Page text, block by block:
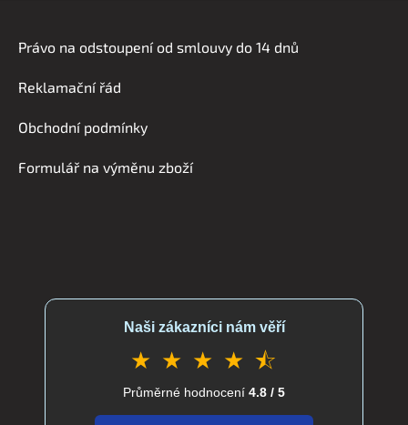
Právo na odstoupení od smlouvy do 14 dnů
Reklamační řád
Obchodní podmínky
Formulář na výměnu zboží
Naši zákazníci nám věří
★ ★ ★ ★ ⯪
Průměrné hodnocení 4.8 / 5